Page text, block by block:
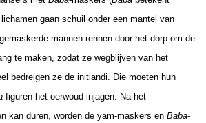
gaan schuil onder een mantel van
mannen rennen door het dorp om de
te maken, zodat ze wegblijven van het
bedreigen ze de initiandi. Die moeten hun
-figuren het oerwoud injagen. Na het
kan duren, worden de yam-maskers en Baba-